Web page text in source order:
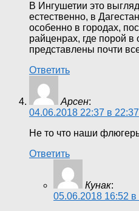
В Ингушетии это
естественно, в
особенно в городах,
райценрах, где порой в
представлены почти
Ответить
Арсен:
04.06.2018 22:37 в 22:37
Не то что наши
Ответить
Кунак:
05.06.2018 16:52 в